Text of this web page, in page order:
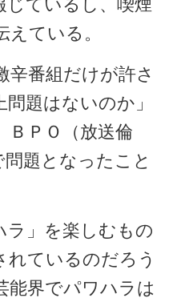
じているし、喫煙
ている。
番組だけが許さ
題はないのか」
ＢＰＯ（放送倫
題となったこと
」を楽しむもの
れているのだろう
能界でパワハラは